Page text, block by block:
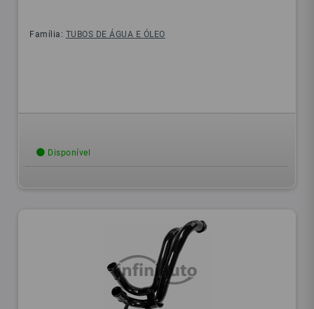
Família: TUBOS DE ÁGUA E ÓLEO
Disponível